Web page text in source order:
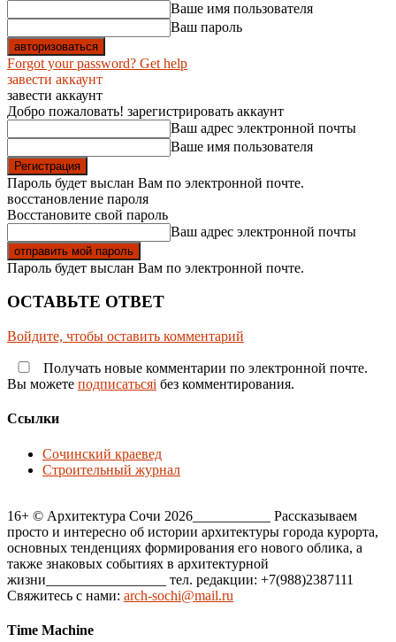
Ваше имя пользователя
Ваш пароль
Forgot your password? Get help
завести аккаунт
завести аккаунт
Добро пожаловать! зарегистрировать аккаунт
Ваш адрес электронной почты
Ваше имя пользователя
Пароль будет выслан Вам по электронной почте.
восстановление пароля
Восстановите свой пароль
Ваш адрес электронной почты
Пароль будет выслан Вам по электронной почте.
ОСТАВЬТЕ ОТВЕТ
Войдите, чтобы оставить комментарий
Получать новые комментарии по электронной почте.
Вы можете подписатьсяi без комментирования.
Ссылки
Сочинский краевед
Строительный журнал
16+ © Архитектура Сочи 2026___________ Рассказываем
просто и интересно об истории архитектуры города курорта,
основных тенденциях формирования его нового облика, а
также знаковых событиях в архитектурной
жизни_________________ тел. редакции: +7(988)2387111
Свяжитесь с нами: arch-sochi@mail.ru
Time Machine